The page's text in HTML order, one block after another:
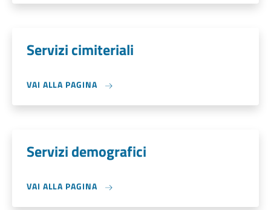
Servizi cimiteriali
VAI ALLA PAGINA
Servizi demografici
VAI ALLA PAGINA